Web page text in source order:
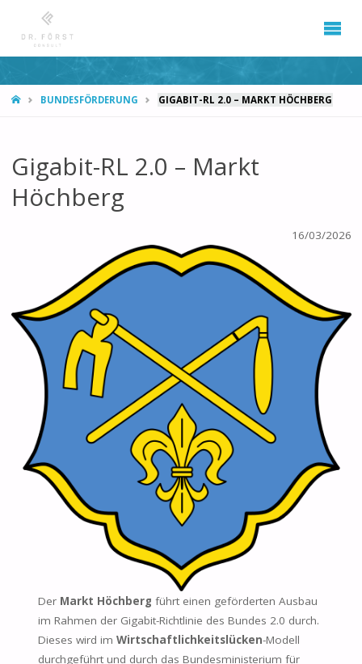
STARTBUNDESFÖRDERUNG GIGABIT-RL 2.0 – MARKT HÖCHBERG
Gigabit-RL 2.0 – Markt
Höchberg
16/03/2026
Der Markt Höchberg führt einen geförderten Ausbau
im Rahmen der Gigabit-Richtlinie des Bundes 2.0 durch.
Dieses wird im Wirtschaftlichkeitslücken-Modell
durchgeführt und durch das Bundesministerium für